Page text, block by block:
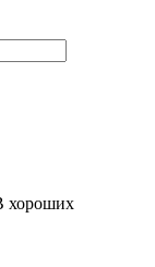
хороших